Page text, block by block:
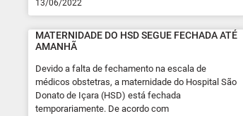
13/06/2022
MATERNIDADE DO HSD SEGUE FECHADA ATÉ
AMANHÃ
Devido a falta de fechamento na escala de
médicos obstetras, a maternidade do Hospital São
Donato de Içara (HSD) está fechada
temporariamente. De acordo com